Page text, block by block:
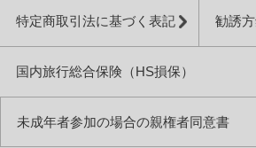
特定商取引法に基づく表記 勧誘
国内旅行総合保険（HS損保）
未成年者参加の場合の親権者同意書